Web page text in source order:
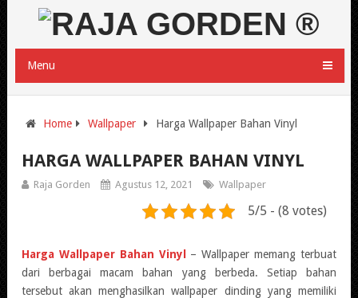
Menu
Home Wallpaper Harga Wallpaper Bahan Vinyl
HARGA WALLPAPER BAHAN VINYL
Raja Gorden Agustus 12, 2021 Wallpaper
5/5 - (8 votes)
Harga Wallpaper Bahan Vinyl
– Wallpaper memang terbuat
dari berbagai macam bahan yang berbeda. Setiap bahan
tersebut akan menghasilkan wallpaper dinding yang memiliki